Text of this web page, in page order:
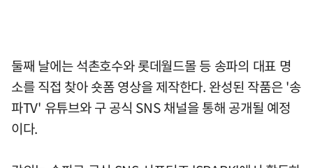
둘째 날에는 석촌호수와 롯데월드몰 등 송파의 대표 명
소를 직접 찾아 숏폼 영상을 제작한다. 완성된 작품은 '송
파TV' 유튜브와 구 공식 SNS 채널을 통해 공개될 예정
이다.